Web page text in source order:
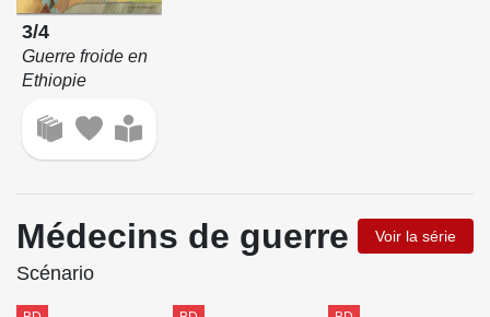
3/4
Guerre froide en
Ethiopie
Médecins de guerre Voir la série
Scénario